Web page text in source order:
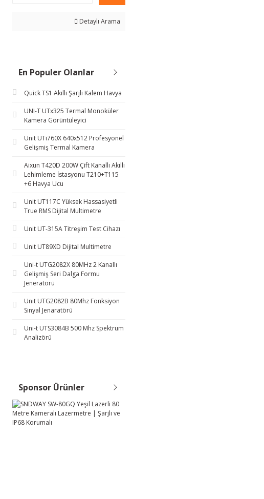
Detaylı Arama
En Populer Olanlar
Quick TS1 Akıllı Şarjlı Kalem Havya
UNI-T UTx325 Termal Monoküler
Kamera Görüntüleyici
Unit UTi760X 640x512 Profesyonel
Gelişmiş Termal Kamera
Aixun T420D 200W Çift Kanallı Akıllı
Lehimleme İstasyonu T210+T115
+6 Havya Ucu
Unit UT117C Yüksek Hassasiyetli
True RMS Dijital Multimetre
Unit UT-315A Titreşim Test Cihazı
Unit UT89XD Dijital Multimetre
Uni-t UTG2082X 80MHz 2 Kanallı
Gelişmiş Seri Dalga Formu
Jeneratörü
Unit UTG2082B 80Mhz Fonksiyon
Sinyal Jenaratörü
Uni-t UTS3084B 500 Mhz Spektrum
Analizörü
Sponsor Ürünler